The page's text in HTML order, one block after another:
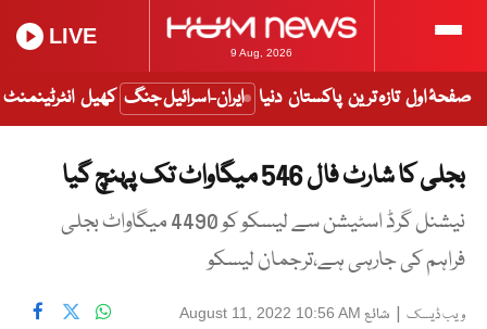
9 Aug, 2026
LIVE
صفحۂ اول تازہ ترین پاکستان دنیا ایران-اسرائیل جنگ کھیل انٹرٹینمنٹ
بجلی کا شارٹ فال 546 میگاواٹ تک پہنچ گیا
نیشنل گرڈ اسٹیشن سے لیسکو کو 4490 میگاواٹ بجلی
فراہم کی جارہی ہے،ترجمان لیسکو
ویب ڈیسک | شائع August 11, 2022 10:56 AM